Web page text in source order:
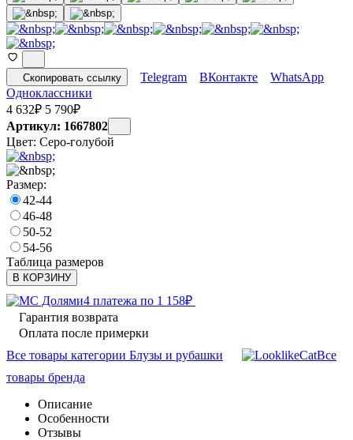
Скопировать ссылку Telegram ВКонтакте
WhatsApp
Одноклассники
4 632₽ 5 790₽
Артикул: 1667802
Цвет: Серо-голубой
Размер:
42-44
46-48
50-52
54-56
Таблица размеров
В КОРЗИНУ
4 платежа по 1 158₽
Гарантия возврата
Оплата после примерки
Все товары категории Блузы и рубашки
Все
товары бренда
Описание
Особенности
Отзывы